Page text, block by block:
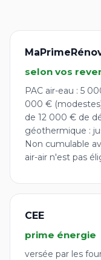
selon vos
PAC air-eau : 5
000 €
de 12 000 € de
géothermique :
Non cumulable
air-air n'est pas
CEE
prime énergie
versée par les